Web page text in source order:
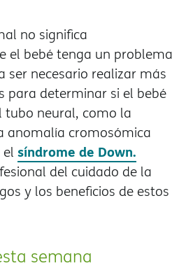
no significa
el bebé tenga un problema
ser necesario realizar más
para determinar si el bebé
tubo neural, como la
anomalía cromosómica
síndrome de Down.
del cuidado de la
y los beneficios de estos
semana